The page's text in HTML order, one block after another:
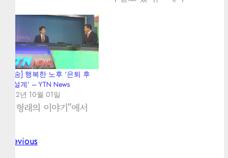
[방송] 행복한 노후 ‘은퇴 후
삶 설계’ – YTN News
2012년 10월 01일
"김형래의 이야기"에서
Post
Previous